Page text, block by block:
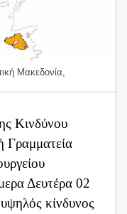
Μακεδονία,
Κινδύνου
Γραμματεία
Δευτέρα 02
κίνδυνος